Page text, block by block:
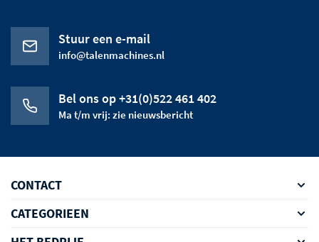
Stuur een e-mail
info@talenmachines.nl
Bel ons op +31(0)522 461 402
Ma t/m vrij: zie nieuwsbericht
CONTACT
CATEGORIEEN